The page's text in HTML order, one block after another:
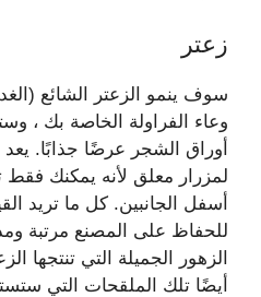
زعتر
سوف ينمو الزعتر الشائع
وعاء الفراولة الخاصة بك ،
أوراق الشجر عرضًا جذابًا. يعد
لمزرار معلق لأنه يمكنك
أسفل الجانبين. كل ما تريد
للحفاظ على المصنع مرتبة
الزهور الجميلة التي تنتجها
أيضًا تلك الملقحات التي